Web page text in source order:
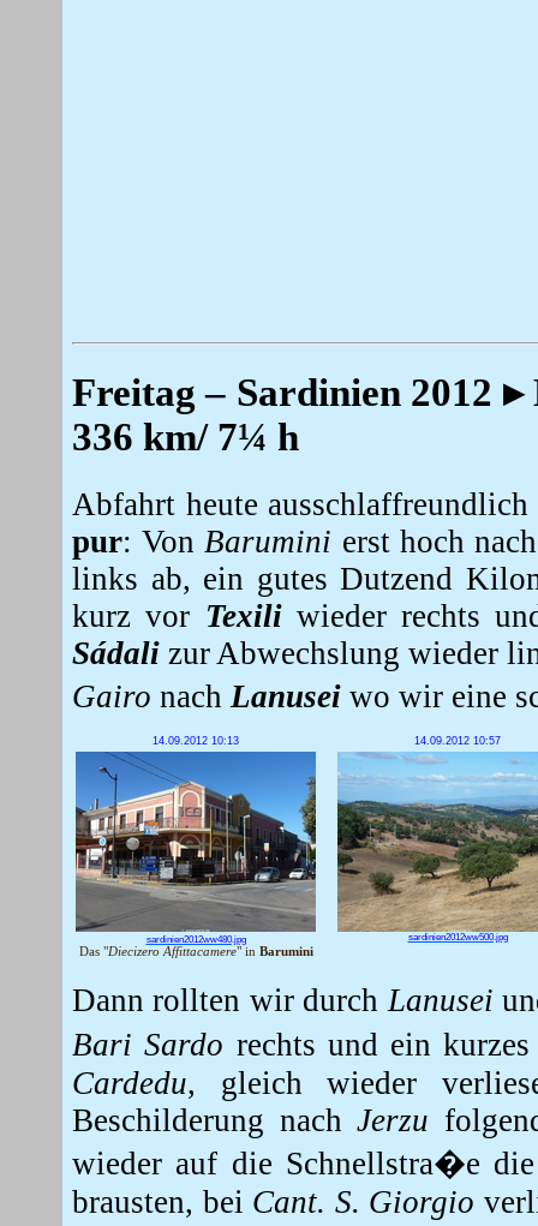
Freitag – Sardinien 2012
336 km/ 7¼ h
Abfahrt heute
pur: Von Barumini erst hoch
links ab, ein gutes Dutzend
kurz vor Texiliwieder rechts
Sádali zur Abwechslung wieder
Gairo nach Lanusei wo wir eine
14.09.2012 10:13
sardinien2012ww480.jpg
Das "Diecizero Affittacamere" in Barumini
14.09.2012 10:57
sardinien2012ww500.jpg
Dann rollten wir durchLanusei
Bari Sardo rechts und ein
Cardedu, gleich wieder
Beschilderung nachJerzu
wieder auf die Schnellstra�e
brausten, bei Cant. S. Giorgio